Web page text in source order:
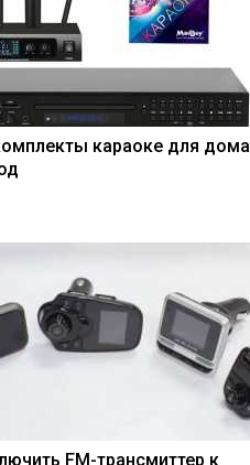
караоке для дома
FM-трансмиттер к